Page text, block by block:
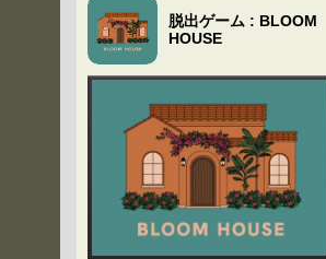
脱出ゲーム : BLOOM
HOUSE